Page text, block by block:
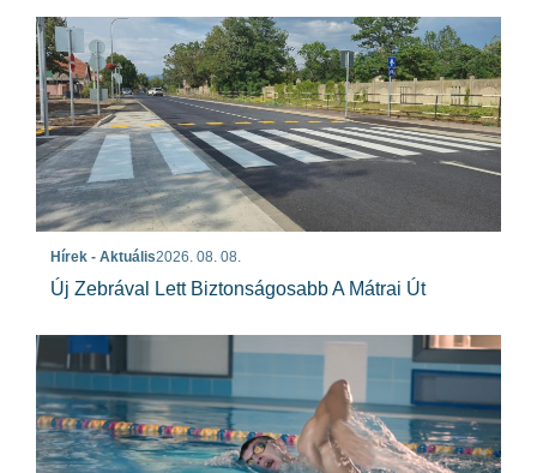
Hírek - Aktuális2026. 08. 08.
Új Zebrával Lett Biztonságosabb A Mátrai Út